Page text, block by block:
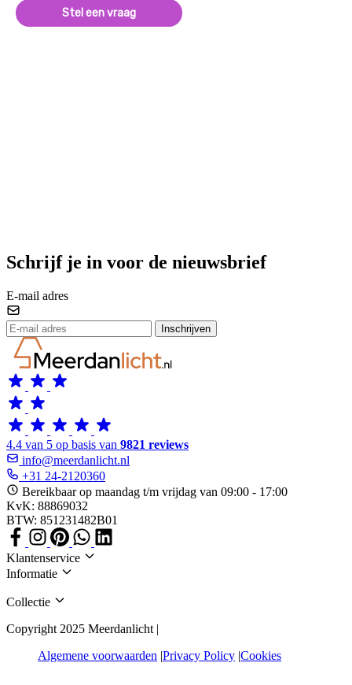
Stel een vraag
Schrijf je in voor de nieuwsbrief
E-mail adres
Inschrijven
4.4 van 5 op basis van 9821 reviews
info@meerdanlicht.nl
+31 24-2120360
Bereikbaar op maandag t/m vrijdag van 09:00 - 17:00
KvK: 88869032
BTW: 851231482B01
Klantenservice
Informatie
Collectie
Copyright 2025 Meerdanlicht |
Algemene voorwaarden Privacy Policy Cookies